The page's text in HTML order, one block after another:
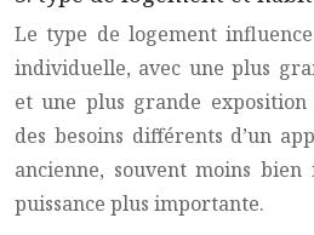
Le type de logement
individuelle, avec une plus
et une plus grande
des besoins différents d’un
ancienne, souvent moins bien
puissance plus importante.